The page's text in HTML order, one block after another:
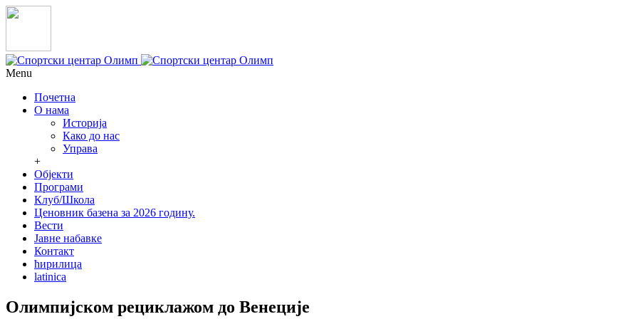
Menu
Почетна
О нама
Историја
Како до нас
Управа
+
Објекти
Програми
Клуб/Школа
Ценовник базена за 2026 годину.
Вести
Јавне набавке
Контакт
ћирилица
latinica
Олимпијском рециклажом до Венеције